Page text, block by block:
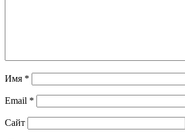
Имя *
Email *
Сайт